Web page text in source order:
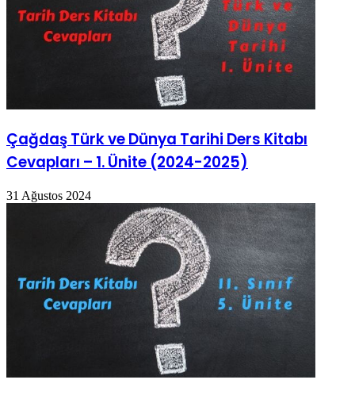
Çağdaş Türk ve Dünya Tarihi Ders Kitabı
Cevapları – 1. Ünite (2024-2025)
31 Ağustos 2024